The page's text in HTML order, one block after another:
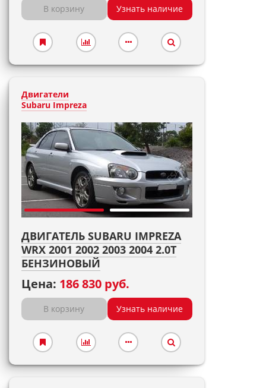
В корзину Узнать наличие
Двигатели
Subaru Impreza
ДВИГАТЕЛЬ SUBARU IMPREZA
WRX 2001 2002 2003 2004 2.0T
БЕНЗИНОВЫЙ
Цена: 186 830 руб.
В корзину Узнать наличие